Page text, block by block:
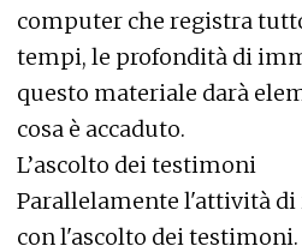
computer che registra
tempi, le profondità di
questo materiale darà
cosa è accaduto.
L’ascolto dei testimoni
Parallelamente l'attività
con l'ascolto dei